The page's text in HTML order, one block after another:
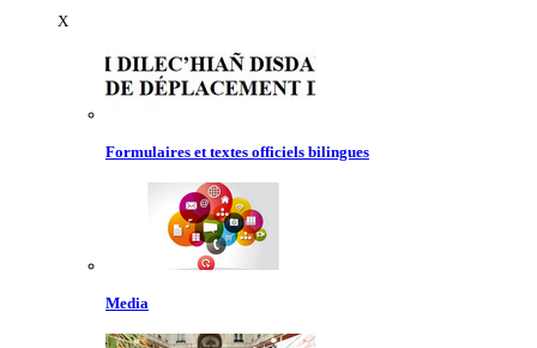
X
Formulaires et textes officiels bilingues
Media